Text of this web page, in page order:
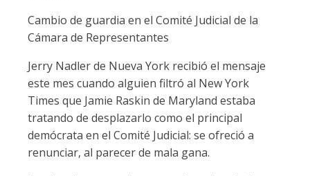
Cambio de guardia en el Comité Judicial de la
Cámara de Representantes
Jerry Nadler de Nueva York recibió el mensaje
este mes cuando alguien filtró al New York
Times que Jamie Raskin de Maryland estaba
tratando de desplazarlo como el principal
demócrata en el Comité Judicial: se ofreció a
renunciar, al parecer de mala gana.